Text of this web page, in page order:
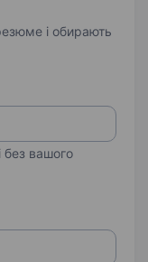
і обирають
без вашого